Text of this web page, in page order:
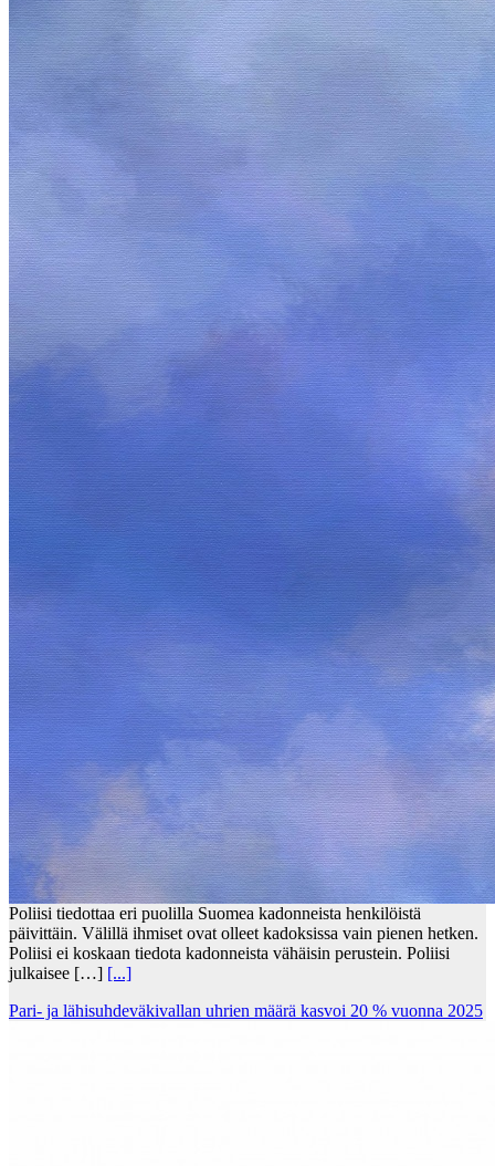
Poliisi tiedottaa eri puolilla Suomea kadonneista henkilöistä
päivittäin. Välillä ihmiset ovat olleet kadoksissa vain pienen hetken.
Poliisi ei koskaan tiedota kadonneista vähäisin perustein. Poliisi
julkaisee […] [...]
Pari- ja lähisuhdeväkivallan uhrien määrä kasvoi 20 % vuonna 2025